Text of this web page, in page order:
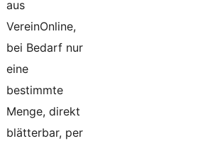
aus
VereinOnline,
bei Bedarf nur
eine
bestimmte
Menge, direkt
blätterbar, per